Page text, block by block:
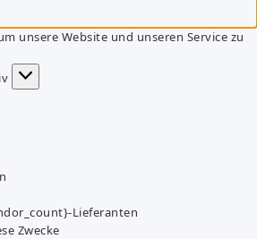
unsere Website und unseren Service zu
Lieferanten
Zwecke